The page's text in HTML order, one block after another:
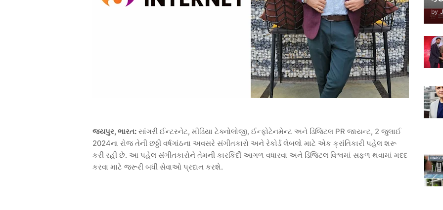
જયપુર, ભારત: સાંગરી ઈન્ટરનેટ, મીડિયા ટેક્નોલોજી, ઈન્ફોટેનમેન્ટ અને ડિજિટલ PR જાયન્ટ, 2 જુલાઈ
2024ના રોજ તેની છઠ્ઠી વર્ષગાંઠના અવસરે સંગીતકારો અને રેકોર્ડ લેબલો માટે એક ક્રાંતિકારી પહેલ શરૂ
કરી રહી છે. આ પહેલ સંગીતકારોને તેમની કારકિર્દી આગળ વધારવા અને ડિજિટલ વિશ્વમાં સફળ થવામાં મદદ
કરવા માટે જરૂરી બધી સેવાઓ પ્રદાન કરશે.
by